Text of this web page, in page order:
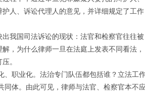
人、诉讼代理人的意见，并详细规定了工作
我国司法诉讼的现状：法官和检察官往往被
，为什么律师一旦在法庭上发表不同看法，
。
职业化。法治专门队伍都包括谁？立法工
体。由此可见，律师与法官、检察官本不